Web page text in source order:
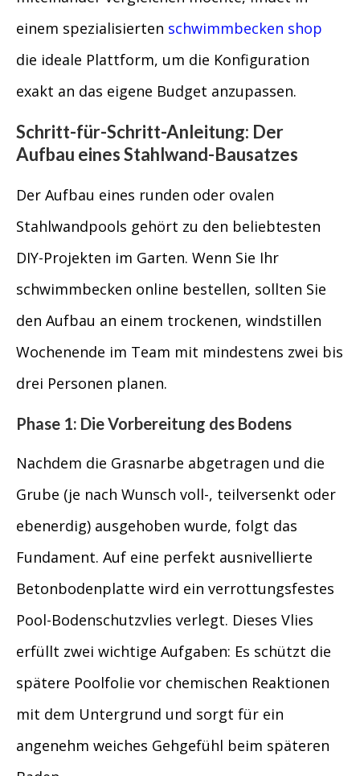
einem spezialisierten schwimmbecken shop
die ideale Plattform, um die Konfiguration
exakt an das eigene Budget anzupassen.
Schritt-für-Schritt-Anleitung: Der
Aufbau eines Stahlwand-Bausatzes
Der Aufbau eines runden oder ovalen
Stahlwandpools gehört zu den beliebtesten
DIY-Projekten im Garten. Wenn Sie Ihr
schwimmbecken online bestellen, sollten Sie
den Aufbau an einem trockenen, windstillen
Wochenende im Team mit mindestens zwei bis
drei Personen planen.
Phase 1: Die Vorbereitung des Bodens
Nachdem die Grasnarbe abgetragen und die
Grube (je nach Wunsch voll-, teilversenkt oder
ebenerdig) ausgehoben wurde, folgt das
Fundament. Auf eine perfekt ausnivellierte
Betonbodenplatte wird ein verrottungsfestes
Pool-Bodenschutzvlies verlegt. Dieses Vlies
erfüllt zwei wichtige Aufgaben: Es schützt die
spätere Poolfolie vor chemischen Reaktionen
mit dem Untergrund und sorgt für ein
angenehm weiches Gehgefühl beim späteren